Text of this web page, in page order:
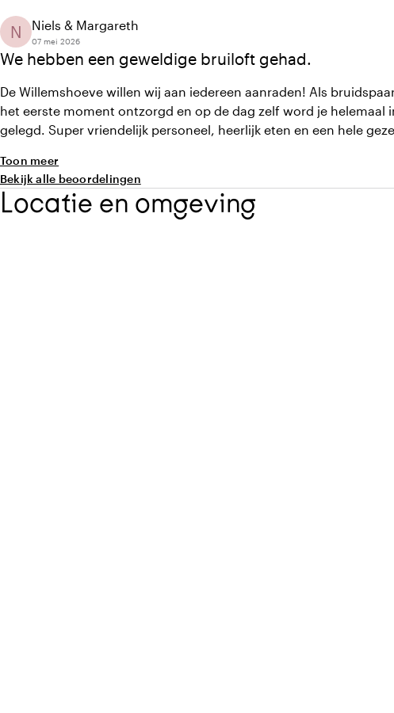
We hebben een geweldige bruiloft gehad.
N Niels & Margareth
07 mei 2026
De Willemshoeve willen wij aan iedereen aanraden! Als
het eerste moment ontzorgd en op de dag zelf word je helemaal
gelegd. Super vriendelijk personeel, heerlijk eten en een hele
Toon meer
Bekijk alle beoordelingen
Locatie en omgeving